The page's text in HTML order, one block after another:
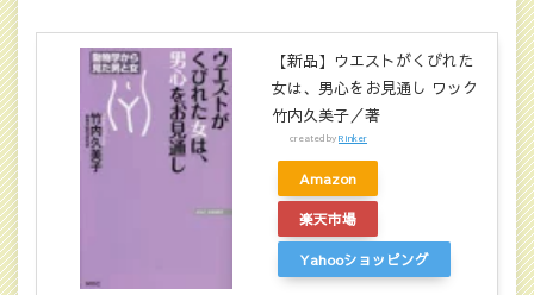
【新品】ウエストがくびれた
女は、男心をお見通し ワック
竹内久美子／著
created byRinker
Amazon
楽天市場
Yahooショッピング